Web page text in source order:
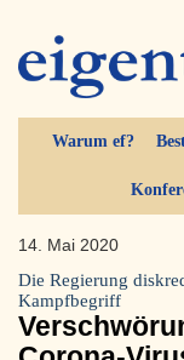
Warum ef?
14. Mai 2020
Die Regierung
Kampfbegriff